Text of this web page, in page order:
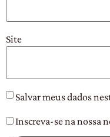
Site
Salvar meus dados
Inscreva-se na nossa